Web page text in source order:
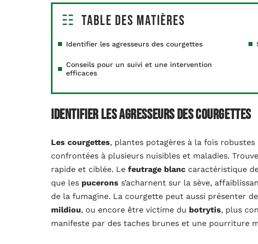
Table des matières
Identifier les agresseurs des courgettes
Conseils pour un suivi et une intervention
efficaces
Identifier les agresseurs des courgettes
Les courgettes, plantes potagères à la fois
confrontées à plusieurs nuisibles et maladies.
rapide et ciblée. Le feutrage blanc caractéristique
que les pucerons s’acharnent sur la sève,
de la fumagine. La courgette peut aussi présenter
mildiou, ou encore être victime du botrytis, plus
manifeste par des taches brunes et une pourriture